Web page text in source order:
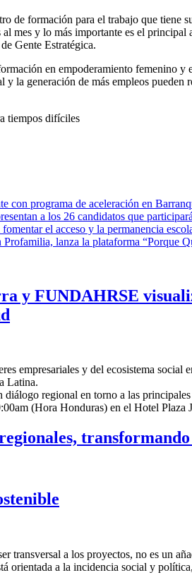
de formación para el trabajo que
mes y lo más importante es el
Gente Estratégica.
en empoderamiento femenino
y la generación de más empleos pueden
tiempos difíciles
con programa de aceleración en
a los 26 candidatos que
el acceso y la permanencia
lanza la plataforma “Porque
y FUNDAHRSE
empresariales y del ecosistema
Latina.
regional en torno a las
(Hora Honduras) en el Hotel
transversal a los proyectos, no es un
orientada a la incidencia social y